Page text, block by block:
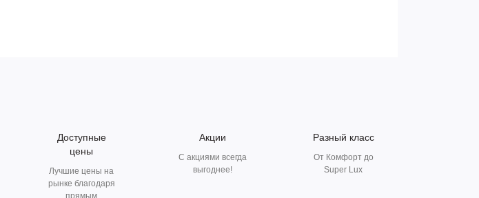
Доступные
цены
Лучшие цены на
рынке благодаря
прямым
Акции
С акциями всегда
выгоднее!
Разный класс
От Комфорт до
Super Lux